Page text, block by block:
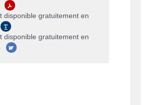
disponible gratuitement en
disponible gratuitement en